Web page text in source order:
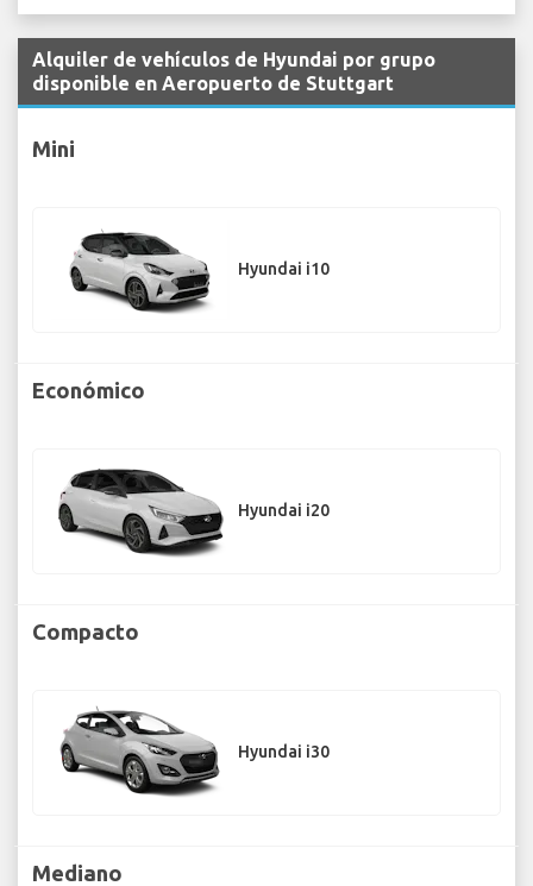
Alquiler de vehículos de Hyundai por grupo
disponible en Aeropuerto de Stuttgart
Mini
Hyundai i10
Económico
Hyundai i20
Compacto
Hyundai i30
Mediano